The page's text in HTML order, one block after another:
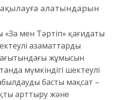
алатындарын
мен Тәртіп» қағидаты
азаматтардың
жұмысын
мүмкіндігі шектеулі
басты мақсат –
арттыру және